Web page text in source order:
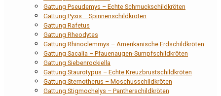
Gattung Pseudemys – Echte Schmuckschildkröten
Gattung Pyxis – Spinnenschildkröten
Gattung Rafetus
Gattung Rheodytes
Gattung Rhinoclemmys – Amerikanische Erdschildkröten
Gattung Sacalia – Pfauenaugen-Sumpfschildkröten
Gattung Siebenrockiella
Gattung Staurotypus – Echte Kreuzbrustschildkröten
Gattung Sternotherus – Moschusschildkröten
Gattung Stigmochelys – Pantherschildkröten